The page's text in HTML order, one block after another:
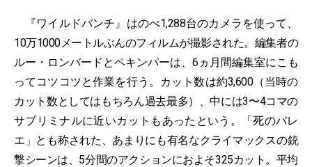
『ワイルドバンチ』はのべ1,288台のカメラを使って、
10万1000メートルぶんのフィルムが撮影された。編集者の
ルー・ロンバードとペキンパーは、6ヵ月間編集室にこも
ってコツコツと作業を行う。カット数は約3,600（当時の
カット数としてはもちろん過去最多）、中には3〜4コマの
サブリミナルに近いカットもあったという。「死のバレ
エ」とも称された、あまりにも有名なクライマックスの銃
撃シーンは、5分間のアクションにおよそ325カット。平均